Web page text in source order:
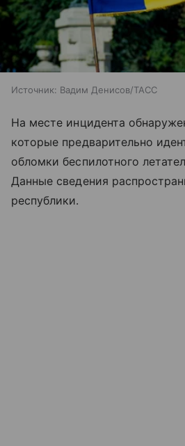
Источник: Вадим Денисов/ТАСС
На месте инцидента
которые предварительно
обломки беспилотного
Данные сведения
республики.